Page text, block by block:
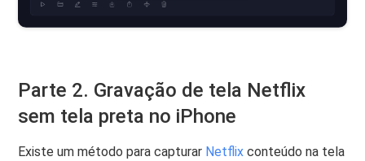
Parte 2. Gravação de tela Netflix
sem tela preta no iPhone
Existe um método para capturar Netflix conteúdo na tela